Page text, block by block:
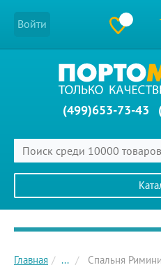
Войти
(499)653-73-43
Главное меню сайта
Главная ... Спальня Римини